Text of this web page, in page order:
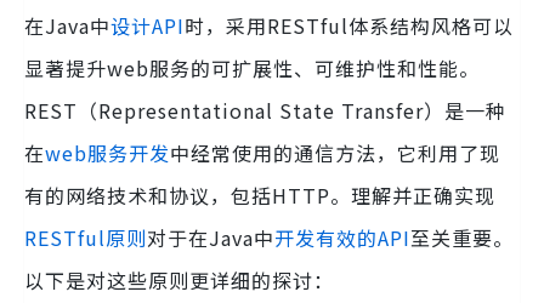
在Java中设计API时，采用RESTful体系结构风格可以
显著提升web服务的可扩展性、可维护性和性能。
REST（Representational State Transfer）是一种
在web服务开发中经常使用的通信方法，它利用了现
有的网络技术和协议，包括HTTP。理解并正确实现
RESTful原则对于在Java中开发有效的API至关重要。
以下是对这些原则更详细的探讨：